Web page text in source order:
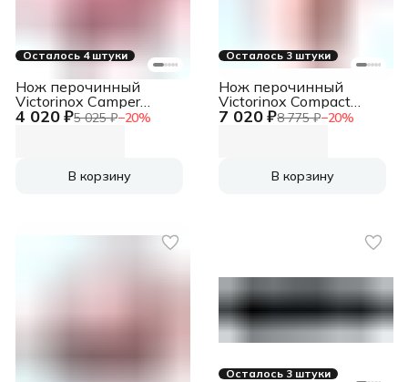
Осталось 4 штуки
4 020 ₽5 025 ₽−20%
Нож перочинный
Victorinox Camper
(1.3613) 91мм
В корзину
Осталось 3 штуки
7 020 ₽8 775 ₽−20%
Нож перочинный
Victorinox Compact
(1.3405) 91мм
В корзину
Осталось 3 штуки